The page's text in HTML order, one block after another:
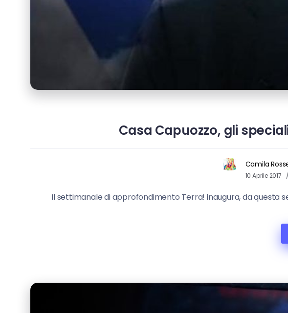
Casa Capuozzo, gli
Camila
10 Aprile 2017
Il settimanale di approfondimento Terra! inaugura, da questa